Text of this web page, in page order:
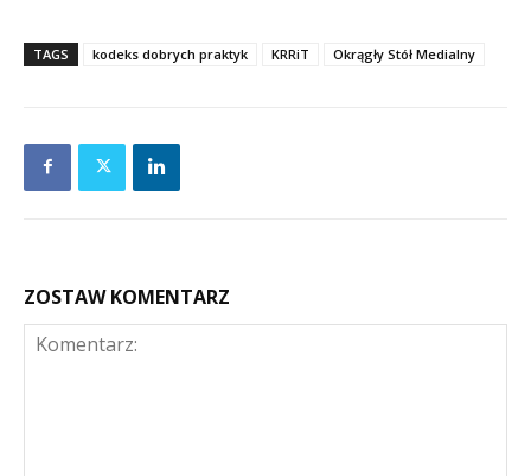
TAGS kodeks dobrych praktyk KRRiT Okrągły Stół Medialny
ZOSTAW KOMENTARZ